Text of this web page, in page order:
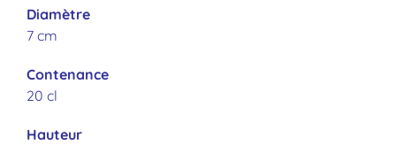
Diamètre
7 cm
Contenance
20 cl
Hauteur